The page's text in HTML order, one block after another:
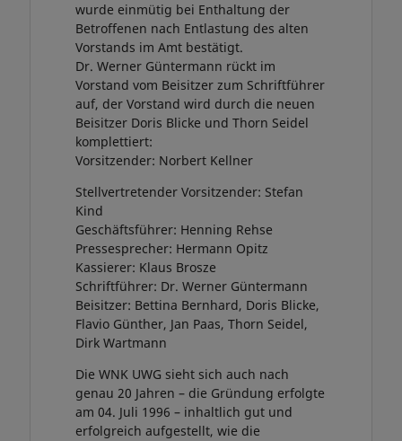
wurde einmütig bei Enthaltung der
Betroffenen nach Entlastung des alten
Vorstands im Amt bestätigt.
Dr. Werner Güntermann rückt im
Vorstand vom Beisitzer zum Schriftführer
auf, der Vorstand wird durch die neuen
Beisitzer Doris Blicke und Thorn Seidel
komplettiert:
Vorsitzender: Norbert Kellner
Stellvertretender Vorsitzender: Stefan
Kind
Geschäftsführer: Henning Rehse
Pressesprecher: Hermann Opitz
Kassierer: Klaus Brosze
Schriftführer: Dr. Werner Güntermann
Beisitzer: Bettina Bernhard, Doris Blicke,
Flavio Günther, Jan Paas, Thorn Seidel,
Dirk Wartmann
Die WNK UWG sieht sich auch nach
genau 20 Jahren – die Gründung erfolgte
am 04. Juli 1996 – inhaltlich gut und
erfolgreich aufgestellt, wie die